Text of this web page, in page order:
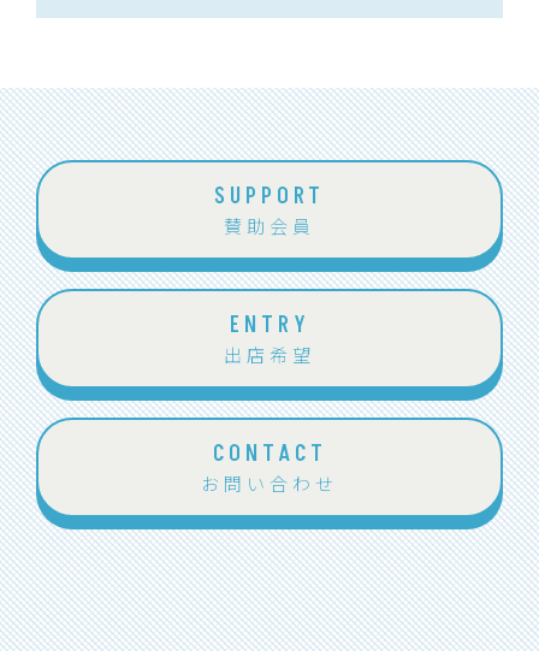
SUPPORT
賛助会員
ENTRY
出店希望
CONTACT
お問い合わせ